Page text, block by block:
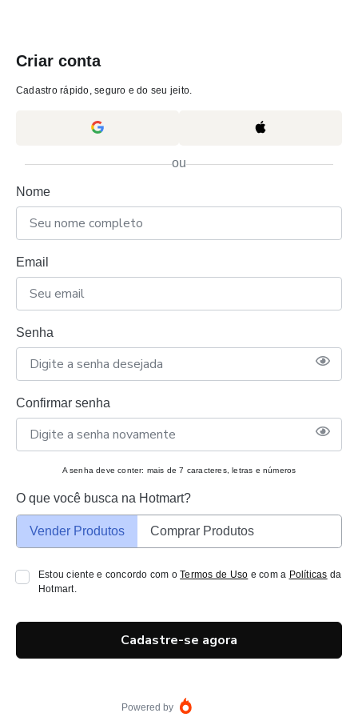
Criar conta
Cadastro rápido, seguro e do seu jeito.
ou
Nome
Email
Senha
Confirmar senha
A senha deve conter: mais de 7 caracteres, letras e números
O que você busca na Hotmart?
Vender Produtos Comprar Produtos
Estou ciente e concordo com oTermos de Uso e com a Políticas da
Hotmart.
Cadastre-se agora
Powered by